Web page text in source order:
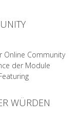
Online Community
der Module
WÜRDEN